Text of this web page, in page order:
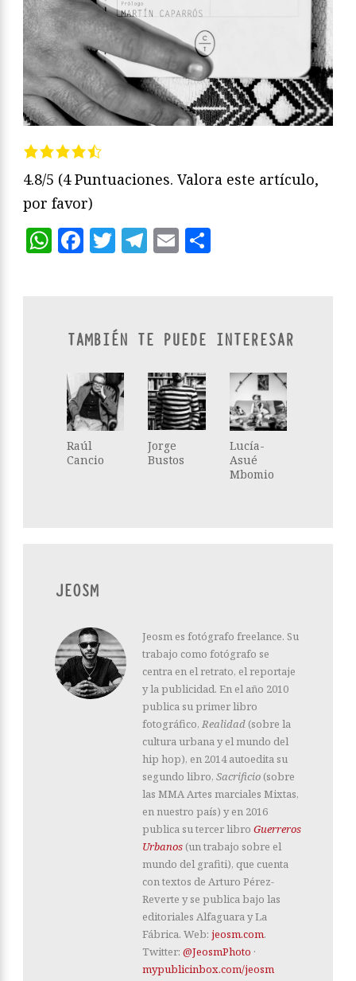
4.8/5 (4 Puntuaciones. Valora este artículo,
por favor)
WhatsApp
Facebook
Twitter
Telegram
Email
TAMBIÉN TE PUEDE INTERESAR
Raúl
Cancio
Jorge
Bustos
Lucía-
Asué
Mbomio
JEOSM
Jeosm es fotógrafo freelance. Su
trabajo como fotógrafo se
centra en el retrato, el reportaje
y la publicidad. En el año 2010
publica su primer libro
fotográfico, Realidad (sobre la
cultura urbana y el mundo del
hip hop), en 2014 autoedita su
segundo libro, Sacrificio (sobre
las MMA Artes marciales Mixtas,
en nuestro país) y en 2016
publica su tercer libro Guerreros
Urbanos (un trabajo sobre el
mundo del grafiti), que cuenta
con textos de Arturo Pérez-
Reverte y se publica bajo las
editoriales Alfaguara y La
Fábrica. Web: jeosm.com.
Twitter: @JeosmPhoto ·
mypublicinbox.com/jeosm